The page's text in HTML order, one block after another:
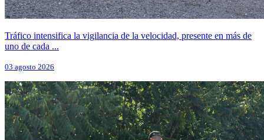
Tráfico intensifica la vigilancia de la velocidad, presente en más de
uno de cada ...
03 agosto 2026